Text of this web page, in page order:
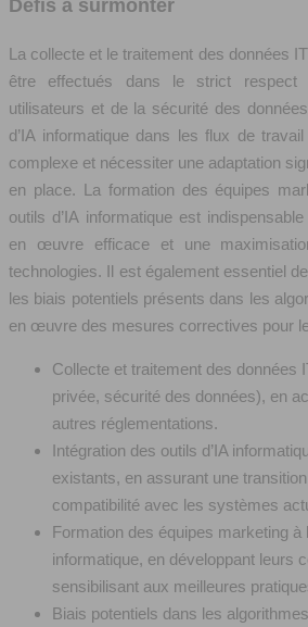
Défis à surmonter
La collecte et le traitement des données
être effectués dans le strict
utilisateurs et de la sécurité des
d’IA informatique dans les flux de
complexe et nécessiter une adaptation
en place. La formation des équipes
outils d’IA informatique est
en œuvre efficace et une
technologies. Il est également essentiel
les biais potentiels présents dans les
en œuvre des mesures correctives pour
Collecte et traitement des données
privée, sécurité des données), en
autres réglementations.
Intégration des outils d’IA
existants, en assurant une
compatibilité avec les systèmes
Formation des équipes marketing à
informatique, en développant leurs
sensibilisant aux meilleures
Biais potentiels dans les